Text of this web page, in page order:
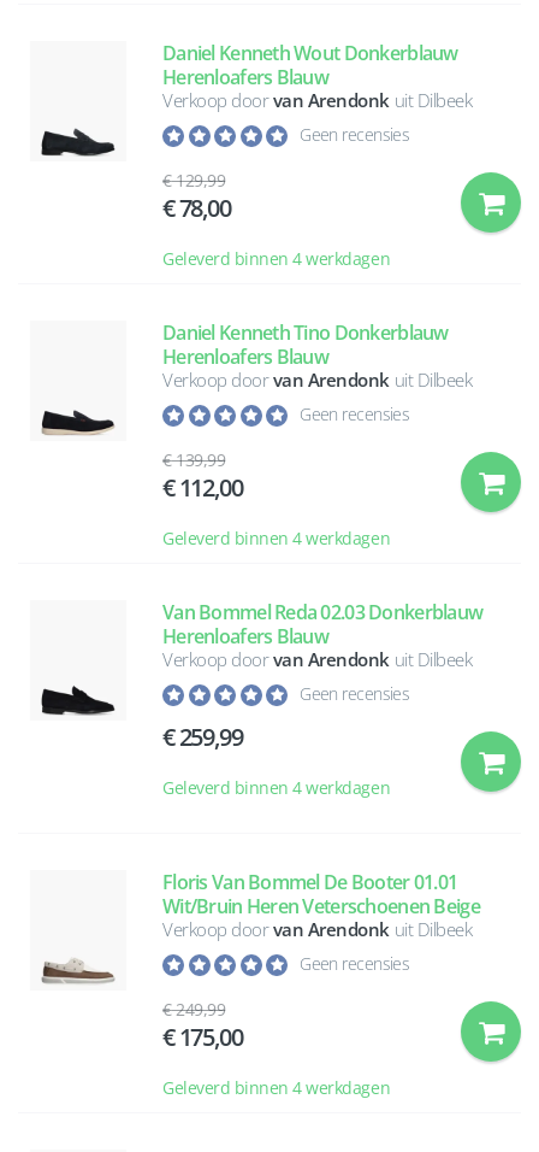
Daniel Kenneth Wout Donkerblauw
Herenloafers Blauw
Verkoop doorvan Arendonk uit Dilbeek
Geen recensies
129,99
78,00
Geleverd binnen 4 werkdagen
Daniel Kenneth Tino Donkerblauw
Herenloafers Blauw
Verkoop doorvan Arendonk uit Dilbeek
Geen recensies
139,99
112,00
Geleverd binnen 4 werkdagen
Van Bommel Reda 02.03 Donkerblauw
Herenloafers Blauw
Verkoop doorvan Arendonk uit Dilbeek
Geen recensies
259,99
Geleverd binnen 4 werkdagen
Floris Van Bommel De Booter 01.01
Wit/Bruin Heren Veterschoenen Beige
Verkoop doorvan Arendonk uit Dilbeek
Geen recensies
249,99
175,00
Geleverd binnen 4 werkdagen